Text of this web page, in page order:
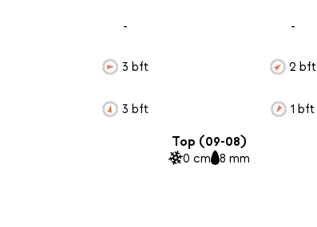
-
3 bft
3 bft
-
2 bft
1 bft
Top (09-08)
0 cm 8 mm